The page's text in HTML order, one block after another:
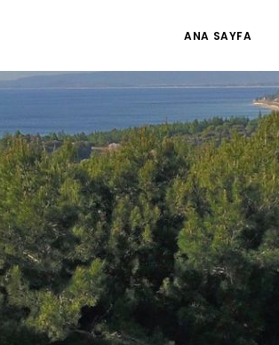
ANA SAYFA